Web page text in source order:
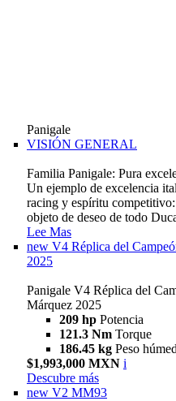
Panigale
VISIÓN GENERAL
Familia Panigale: Pura
Un ejemplo de excelencia
racing y espíritu
objeto de deseo de todo
Lee Mas
new V4 Réplica del
2025
Panigale V4 Réplica del
Márquez 2025
209 hp Potencia
121.3 Nm Torque
186.45 kg Peso
$1,993,000 MXN i
Descubre más
new V2 MM93